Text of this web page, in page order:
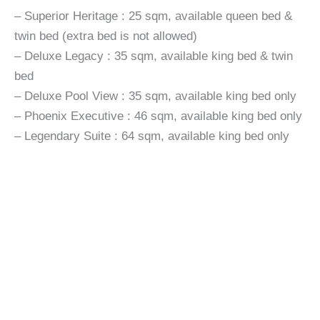
– Superior Heritage : 25 sqm, available queen bed &
twin bed (extra bed is not allowed)
– Deluxe Legacy : 35 sqm, available king bed & twin
bed
– Deluxe Pool View : 35 sqm, available king bed only
– Phoenix Executive : 46 sqm, available king bed only
– Legendary Suite : 64 sqm, available king bed only